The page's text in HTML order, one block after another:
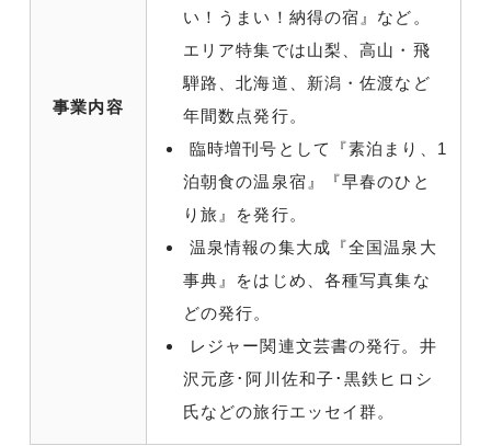
事業内容
い！うまい！納得の宿』など。
エリア特集では山梨、高山・飛
騨路、北海道、新潟・佐渡など
年間数点発行。
臨時増刊号として『素泊まり、1
泊朝食の温泉宿』『早春のひと
り旅』を発行。
温泉情報の集大成『全国温泉大
事典』をはじめ、各種写真集な
どの発行。
レジャー関連文芸書の発行。井
沢元彦･阿川佐和子･黒鉄ヒロシ
氏などの旅行エッセイ群。